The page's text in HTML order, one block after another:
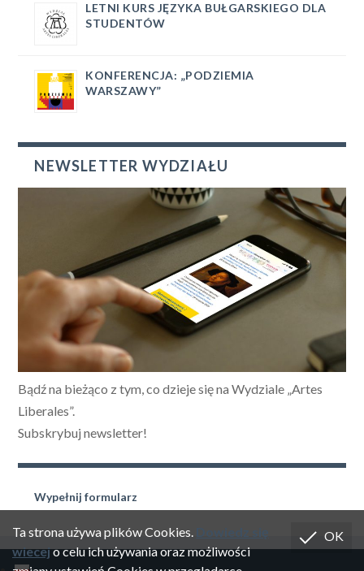
LETNI KURS JĘZYKA BUŁGARSKIEGO DLA
STUDENTÓW
KONFERENCJA: „PODZIEMIA
WARSZAWY”
NEWSLETTER WYDZIAŁU
Bądź na bieżąco z tym, co dzieje się na Wydziale „Artes
Liberales”.
Subskrybuj newsletter!
Wypełnij formularz
OK
Ta strona używa plików Cookies.
wiecejo celu ich używania oraz możliwości